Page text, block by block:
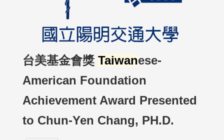
台美基金會獎 Taiwanese-
American Foundation
Achievement Award Presented
to Chun-Yen Chang, PH.D.